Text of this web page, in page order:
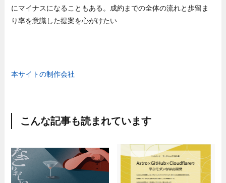
にマイナスになることもある。成約までの全体の流れと歩留ま
り率を意識した提案を心がけたい
本サイトの制作会社
こんな記事も読まれています